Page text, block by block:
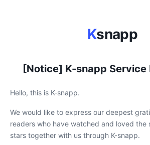
Ksnapp
[Notice] K-snapp Service
Hello, this is K-snapp.
We would like to express our deepest
readers who have watched and loved the
stars together with us through K-snapp.